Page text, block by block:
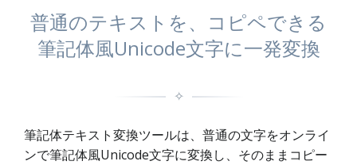
普通のテキストを、コピペできる
筆記体風Unicode文字に一発変換
✧
筆記体テキスト変換ツールは、普通の文字をオンライ
ンで筆記体風Unicode文字に変換し、そのままコピー